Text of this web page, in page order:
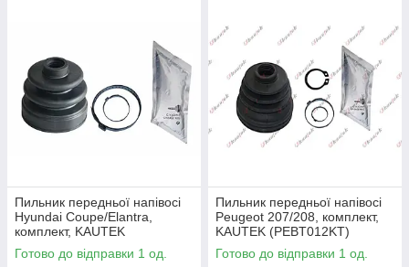
Пильник передньої напівосі
Hyundai Coupe/Elantra,
комплект, KAUTEK
(HYBT014KT)
Готово до відправки 1 од.
Пильник передньої напівосі
Peugeot 207/208, комплект,
KAUTEK (PEBT012KT)
Готово до відправки 1 од.